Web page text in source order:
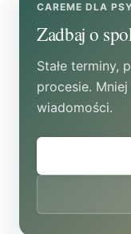
CAREME DLA
Zadbaj o
Stałe terminy,
procesie.
wiadomości.